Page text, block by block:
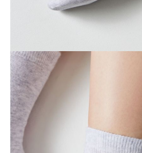
Oryginalne asymetryczne wzory i kreatywne
osobowość.
LYCRA®:
Skarpetki zawierające włókno
doskonałą rozciągliwością we wszystkich
odzyskują swój pierwotny kształt, nie zsuwają
noszenia i nie pozostawiają czerwonych śladów
SKU
1001320870030154607
Skład
bawełna 70%, poliamid28%, elastan 2%
Udostępnij produkt
EuroTrade Tex Sp z o.o.